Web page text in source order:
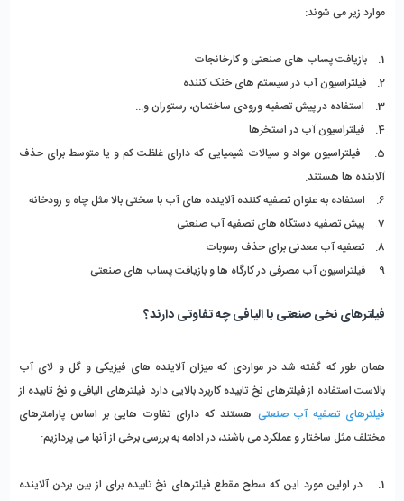
موارد زیر می شوند:
1. بازیافت پساب های صنعتی و کارخانجات
2. فیلتراسیون آب در سیستم های خنک کننده
3. استفاده در پیش تصفیه ورودی ساختمان، رستوران و...
4. فیلتراسیون آب در استخرها
5. فیلتراسیون مواد و سیالات شیمیایی که دارای غلظت کم و یا متوسط برای حذف
آلاینده ها هستند.
6. استفاده به عنوان تصفیه کننده آلاینده های آب با سختی بالا مثل چاه و رودخانه
7. پیش تصفیه دستگاه های تصفیه آب صنعتی
8. تصفیه آب معدنی برای حذف رسوبات
9. فیلتراسیون آب مصرفی در کارگاه ها و بازیافت پساب های صنعتی
فیلترهای نخی صنعتی با الیافی چه تفاوتی دارند؟
همان طور که گفته شد در مواردی که میزان آلاینده های فیزیکی و گل و لای آب
بالاست استفاده از فیلترهای نخ تابیده کاربرد بالایی دارد. فیلترهای الیافی و نخ تابیده از
فیلترهای تصفیه آب صنعتی هستند که دارای تفاوت هایی بر اساس پارامترهای
مختلف مثل ساختار و عملکرد می باشند، در ادامه به بررسی برخی از آنها می پردازیم:
1. در اولین مورد این که سطح مقطع فیلترهای نخ تابیده برای از بین بردن آلاینده